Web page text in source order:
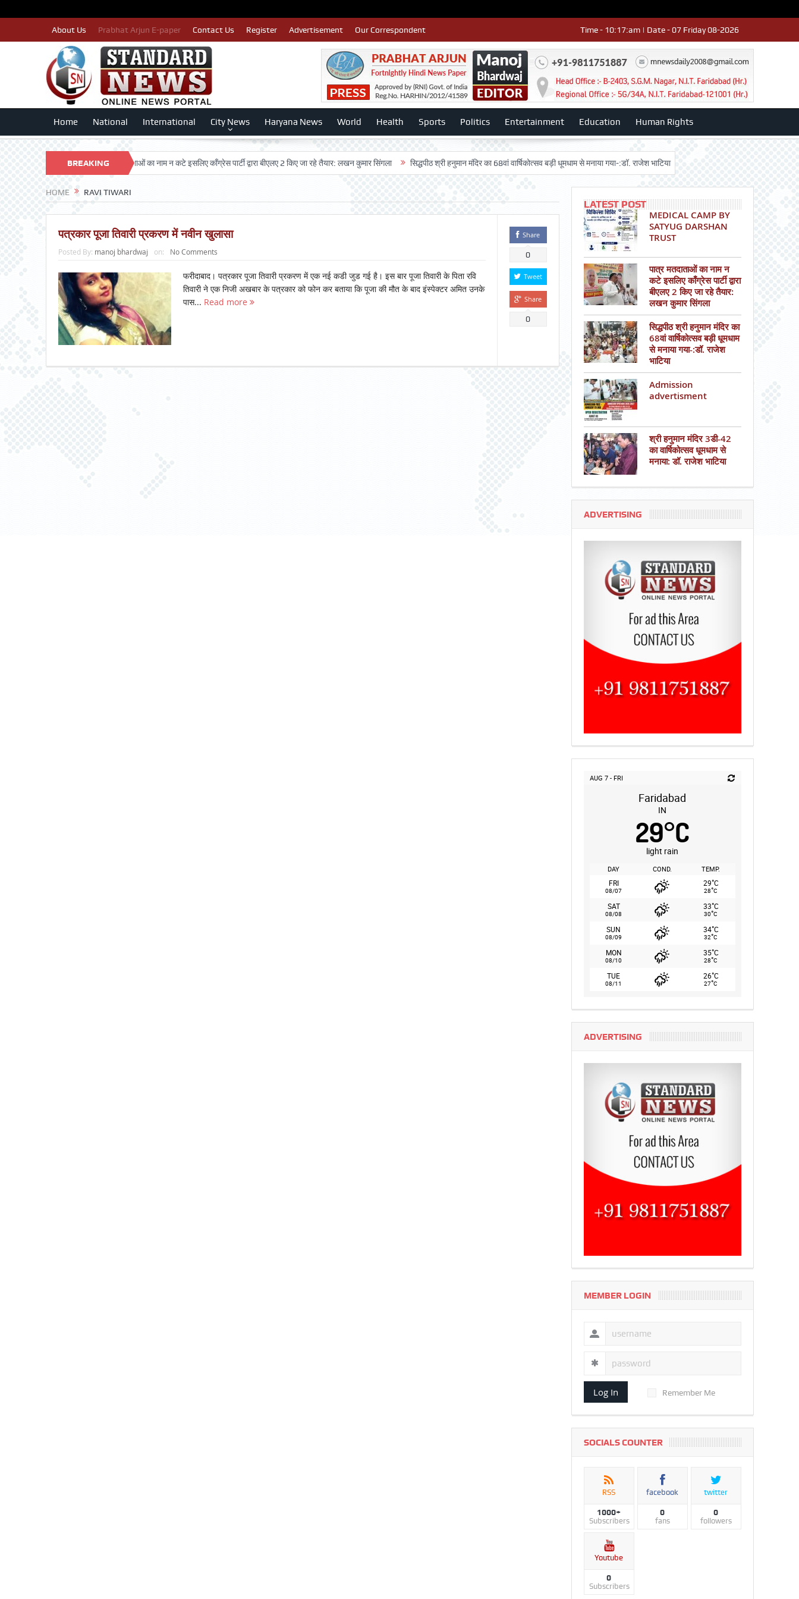
About Us Prabhat Arjun E-paper Contact Us Register Advertisement Our Correspondent Time - 10:17:am | Date - 07 Friday 08-2026
Home National International City News Haryana News World Health Sports Politics Entertainment Education Human Rights
BREAKING
NEWS
TRUST पात्र मतदाताओं का नाम न कटे इसलिए काँग्रेस पार्टी द्वारा बीएलए 2 किए जा रहे तैयार: लखन कुमार सिंगला सिद्धपीठ श्री हनुमान मंदिर का 68वां वार्षिकोत्सव बड़ी धूमधाम से मनाया गया-:डॉ. राजेश भाटिया Admission advertisment श्री
HOME RAVI TIWARI
पत्रकार पूजा तिवारी प्रकरण में नवीन खुलासा
Posted By: manoj bhardwaj on: No Comments
फरीदाबाद। पत्रकार पूजा तिवारी प्रकरण में एक नई कडी जुड गई है। इस बार पूजा तिवारी के पिता रवि
तिवारी ने एक निजी अखबार के पत्रकार को फोन कर बताया कि पूजा की मौत के बाद इंस्पेक्टर अमित उनके
पास... Read more
Share
0
Tweet
Share
0
LATEST POST
MEDICAL CAMP BY
SATYUG DARSHAN
TRUST
पात्र मतदाताओं का नाम न
कटे इसलिए काँग्रेस पार्टी द्वारा
बीएलए 2 किए जा रहे तैयार:
लखन कुमार सिंगला
सिद्धपीठ श्री हनुमान मंदिर का
68वां वार्षिकोत्सव बड़ी धूमधाम
से मनाया गया-:डॉ. राजेश
भाटिया
Admission
advertisment
श्री हनुमान मंदिर 3डी-42
का वार्षिकोत्सव धूमधाम से
मनाया: डॉ. राजेश भाटिया
ADVERTISING
AUG 7 - FRI
Faridabad
IN
29°C
light rain
DAY COND. TEMP.
FRI
08/07
29°C
28°C
SAT
08/08
33°C
30°C
SUN
08/09
34°C
32°C
MON
08/10
35°C
28°C
TUE
08/11
26°C
27°C
ADVERTISING
MEMBER LOGIN
Log In Remember Me
SOCIALS COUNTER
RSS
1000+
Subscribers
facebook
0
fans
twitter
0
followers
Youtube
0
Subscribers